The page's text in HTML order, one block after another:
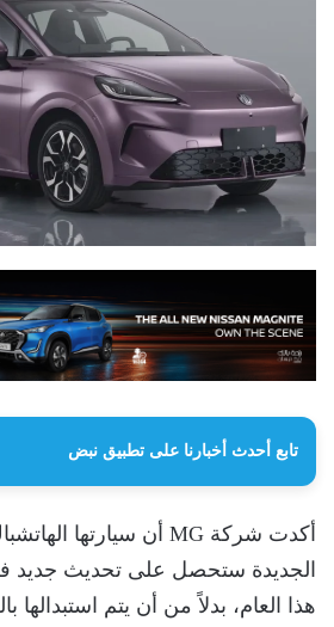
تابع أحدث أخبارنا على تطبيق نبض
الجديدة ستحصل على تحديث
هذا العام، بدلاً من أن يتم استبدالها